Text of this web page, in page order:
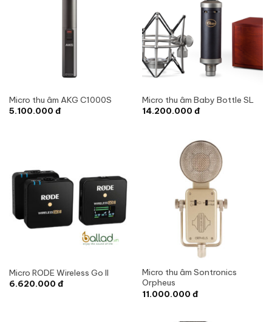
Micro thu âm AKG C1000S
5.100.000 đ
Micro thu âm Baby Bottle SL
14.200.000 đ
Micro RODE Wireless Go II
6.620.000 đ
Micro thu âm Sontronics
Orpheus
11.000.000 đ